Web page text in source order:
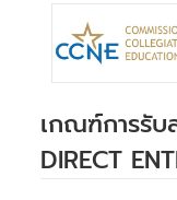
เกณฑ์การรั
DIRECT